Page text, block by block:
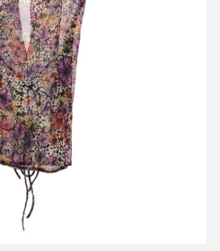
6106 W.W.TOP フラワー ノ
231-010759-6106-976
額12,000円
しく見る